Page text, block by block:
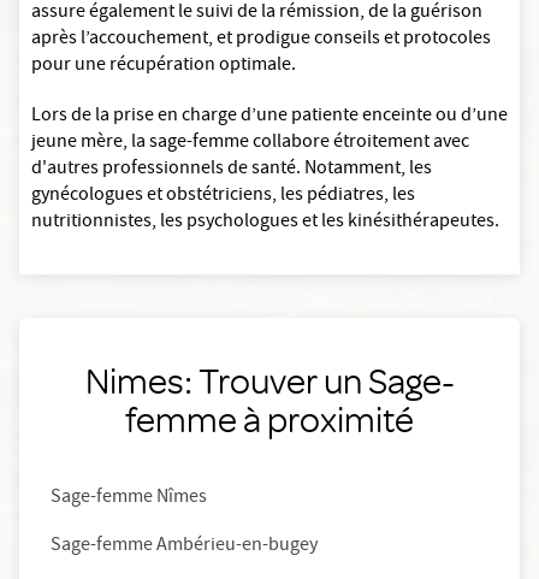
assure également le suivi de la rémission, de la guérison
après l’accouchement, et prodigue conseils et protocoles
pour une récupération optimale.
Lors de la prise en charge d’une patiente enceinte ou d’une
jeune mère, la sage-femme collabore étroitement avec
d'autres professionnels de santé. Notamment, les
gynécologues et obstétriciens, les pédiatres, les
nutritionnistes, les psychologues et les kinésithérapeutes.
Nimes: Trouver un Sage-
femme à proximité
Sage-femme Nîmes
Sage-femme Ambérieu-en-bugey